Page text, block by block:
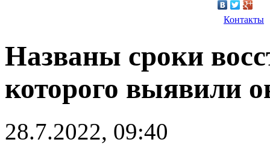
Контакты
Названы сроки
которого выявили
28.7.2022, 09:40